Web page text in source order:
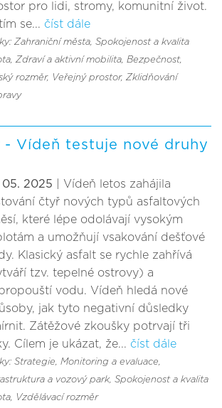
pro lidi, stromy, komunitní život.
se... číst dále
Zahraniční města, Spokojenost a kvalita
, Zdraví a aktivní mobilita, Bezpečnost,
rozměr, Veřejný prostor, Zklidňování
- Vídeň testuje nové druhy
05. 2025 | Vídeň letos zahájila
čtyř nových typů asfaltových
které lépe odolávají vysokým
a umožňují vsakování dešťové
Klasický asfalt se rychle zahřívá
tzv. tepelné ostrovy) a
vodu. Vídeň hledá nové
jak tyto negativní důsledky
Zátěžové zkoušky potrvají tři
Cílem je ukázat, že... číst dále
Strategie, Monitoring a evaluace,
a vozový park, Spokojenost a kvalita
, Vzdělávací rozměr